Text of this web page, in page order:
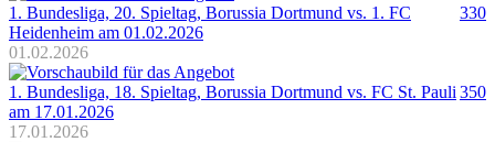
1. Bundesliga, 20. Spieltag, Borussia Dortmund vs. 1. FC
Heidenheim am 01.02.2026
01.02.2026
330
1. Bundesliga, 18. Spieltag, Borussia Dortmund vs. FC St. Pauli
am 17.01.2026
17.01.2026
350